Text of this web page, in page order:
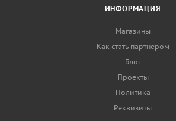
ИНФОРМАЦИЯ
Магазины
Как стать партнером
Блог
Проекты
Политика
Реквизиты